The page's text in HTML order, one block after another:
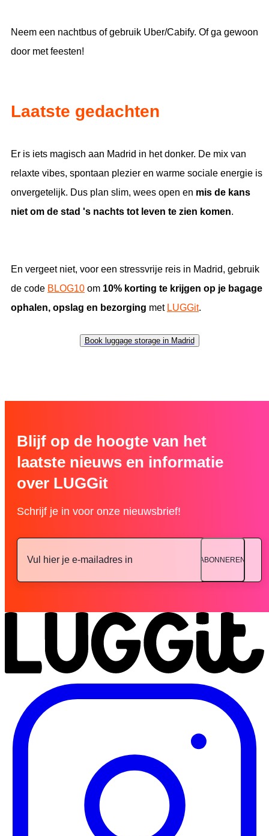
Neem een nachtbus of gebruik Uber/Cabify. Of ga gewoon
door met feesten!
Laatste gedachten
Er is iets magisch aan Madrid in het donker. De mix van
relaxte vibes, spontaan plezier en warme sociale energie is
onvergetelijk. Dus plan slim, wees open en mis de kans
niet om de stad 's nachts tot leven te zien komen.
En vergeet niet, voor een stressvrije reis in Madrid, gebruik
de code BLOG10 om 10% korting te krijgen op je bagage
ophalen, opslag en bezorging met LUGGit.
Book luggage storage in Madrid
Blijf op de hoogte van het
laatste nieuws en informatie
over LUGGit
Schrijf je in voor onze nieuwsbrief!
ABONNEREN